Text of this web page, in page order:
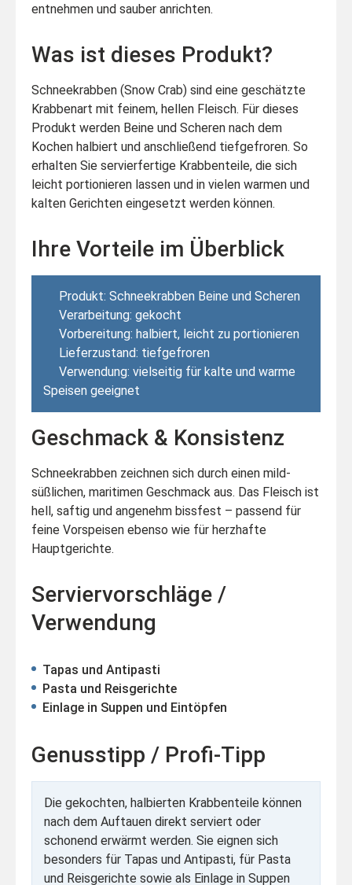
entnehmen und sauber anrichten.
Was ist dieses Produkt?
Schneekrabben (Snow Crab) sind eine geschätzte
Krabbenart mit feinem, hellen Fleisch. Für dieses
Produkt werden Beine und Scheren nach dem
Kochen halbiert und anschließend tiefgefroren. So
erhalten Sie servierfertige Krabbenteile, die sich
leicht portionieren lassen und in vielen warmen und
kalten Gerichten eingesetzt werden können.
Ihre Vorteile im Überblick
Produkt: Schneekrabben Beine und Scheren
Verarbeitung: gekocht
Vorbereitung: halbiert, leicht zu portionieren
Lieferzustand: tiefgefroren
Verwendung: vielseitig für kalte und warme
Speisen geeignet
Geschmack & Konsistenz
Schneekrabben zeichnen sich durch einen mild-
süßlichen, maritimen Geschmack aus. Das Fleisch ist
hell, saftig und angenehm bissfest – passend für
feine Vorspeisen ebenso wie für herzhafte
Hauptgerichte.
Serviervorschläge /
Verwendung
Tapas und Antipasti
Pasta und Reisgerichte
Einlage in Suppen und Eintöpfen
Genusstipp / Profi-Tipp
Die gekochten, halbierten Krabbenteile können
nach dem Auftauen direkt serviert oder
schonend erwärmt werden. Sie eignen sich
besonders für Tapas und Antipasti, für Pasta
und Reisgerichte sowie als Einlage in Suppen